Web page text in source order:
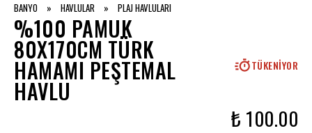
BANYO » HAVLULAR » PLAJ HAVLULARI
%100 PAMUK
80X170CM TÜRK
HAMAMI PEŞTEMAL
HAVLU
TÜKENIYOR
₺ 100.00